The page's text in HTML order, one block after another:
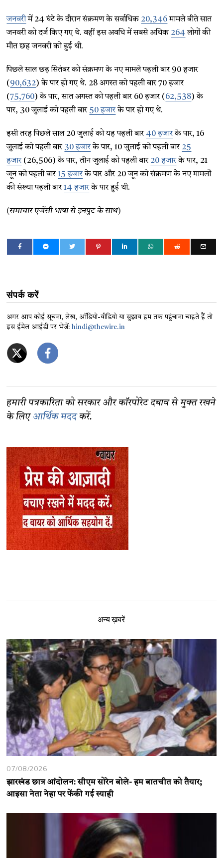
जनवरीमें 24 घंटे के दौरान संक्रमण के सर्वाधिक 20,346मामले बीते सात
जनवरी को दर्ज किए गए थे. वहीं इस अवधि में सबसे अधिक 264 लोगों की
मौत छह जनवरी को हुई थी.
पिछले साल छह सितंबर को संक्रमण के नए मामले पहली बार 90 हजार
( 90,632) के पार हो गए थे. 28 अगस्त को पहली बार 70 हजार
(75,760) के पार, सात अगस्त को पहली बार 60 हजार ( 62,538) के
पार, 30 जुलाई को पहली बार 50 हजारके पार हो गए थे.
इसी तरह पिछले साल 20 जुलाई को यह पहली बार 40 हजारके पार, 16
जुलाई को पहली बार 30 हजारके पार, 10 जुलाई को पहली बार 25
हजार(26,506) के पार, तीन जुलाई को पहली बार 20 हजारके पार, 21
जून को पहली बार15 हजारके पार और 20 जून को संक्रमण के नए मामलों
की संख्या पहली बार14 हजारके पार हुई थी.
(समाचार एजेंसी भाषा से इनपुट के साथ)
संपर्क करें
अगर आप कोई सूचना, लेख, ऑडियो-वीडियो या सुझाव हम तक पहुंचाना चाहते हैं तो
इस ईमेल आईडी पर भेजें:hindi@thewire.in
हमारी पत्रकारिता को सरकार और कॉरपोरेट दबाव से मुक्त रखने
के लिए आर्थिक मददकरें.
अन्य ख़बरें
07/08/2026
झारखंड छात्र आंदोलन: सीएम सोरेन बोले- हम बातचीत को तैयार;
आइसा नेता नेहा पर फेंकी गई स्याही